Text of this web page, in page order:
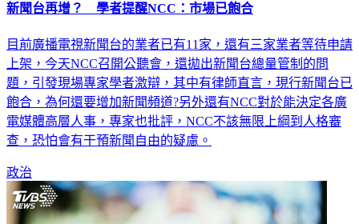
新聞台再增？ 學者提醒NCC：市場已飽合
目前廣播電視新聞台的業者已有11家，還有三家業者等待申請
上架，今天NCC召開公聽會，還拋出新聞台總量管制的問
題，引發現場專家學者激辯，其中有律師直言，現行新聞台已
飽合，為何還要增加新聞頻道?另外還有NCC對於能決定各廣
電媒體高層人事，專家也批評，NCC不該無限上綱到人格審
查，恐怕會有干預新聞自由的疑慮。
政治